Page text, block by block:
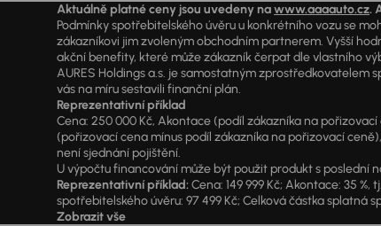
Aktuálně platné ceny jsou uvedeny nawww.aaaauto.cz.
Podmínky spotřebitelského úvěru u konkrétního vozu se
zákazníkovi jim zvoleným obchodním partnerem. Vyšší
akční benefity, které může zákazník čerpat dle vlastního
AURES Holdings a.s. je samostatným zprostředkovatelem
vás na míru sestavili finanční plán.
Reprezentativní příklad
Cena: 250 000 Kč, Akontace (podíl zákazníka na pořizovací
(pořizovací cena mínus podíl zákazníka na pořizovací
není sjednání pojištění.
U výpočtu financování může být použit produkt s poslední
Reprezentativní příklad:Cena: 149 999 Kč; Akontace: 35
spotřebitelského úvěru: 97 499 Kč; Celková částka splatná
Zobrazit vše